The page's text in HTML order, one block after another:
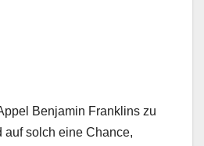
Benjamin Franklins zu
auf solch eine Chance,